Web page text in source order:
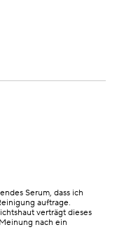
Serum, dass ich
auftrage.
verträgt dieses
nach ein